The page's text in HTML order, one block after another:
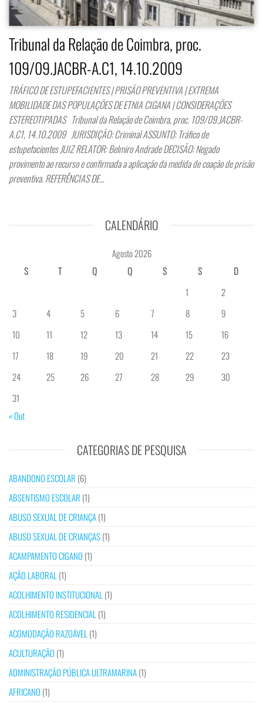
Tribunal da Relação de Coimbra, proc.
109/09.JACBR-A.C1, 14.10.2009
TRÁFICO DE ESTUPEFACIENTES | PRISÃO PREVENTIVA | EXTREMA
MOBILIDADE DAS POPULAÇÕES DE ETNIA CIGANA | CONSIDERAÇÕES
ESTEREOTIPADAS Tribunal da Relação de Coimbra, proc. 109/09.JACBR-
A.C1, 14.10.2009 JURISDIÇÃO: Criminal ASSUNTO: Tráfico de
estupefacientes JUIZ RELATOR: Belmiro Andrade DECISÃO: Negado
provimento ao recurso e confirmada a aplicação da medida de coação de prisão
preventiva. REFERÊNCIAS DE…
CALENDÁRIO
Agosto 2026
S
T Q Q S S
D
1
2
3
4 5 6 7 8
9
10
11 12 13 14 15
16
17
18 19 20 21 22
23
24
25 26 27 28 29
30
31
« Out
CATEGORIAS DE PESQUISA
ABANDONO ESCOLAR (6)
ABSENTISMO ESCOLAR (1)
ABUSO SEXUAL DE CRIANÇA(1)
ABUSO SEXUAL DE CRIANÇAS(1)
ACAMPAMENTO CIGANO (1)
AÇÃO LABORAL (1)
ACOLHIMENTO INSTITUCIONAL (1)
ACOLHIMENTO RESIDENCIAL (1)
ACOMODAÇÃO RAZOÁVEL (1)
ACULTURAÇÃO (1)
ADMINISTRAÇÃO PÚBLICA ULTRAMARINA(1)
AFRICANO (1)